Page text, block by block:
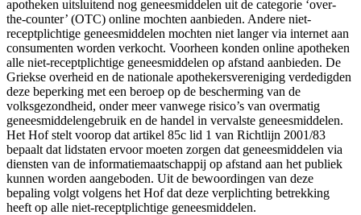
apotheken uitsluitend nog geneesmiddelen uit de categorie ‘over-
the-counter’ (OTC) online mochten aanbieden. Andere niet-
receptplichtige geneesmiddelen mochten niet langer via internet aan
consumenten worden verkocht. Voorheen konden online apotheken
alle niet-receptplichtige geneesmiddelen op afstand aanbieden. De
Griekse overheid en de nationale apothekersvereniging verdedigden
deze beperking met een beroep op de bescherming van de
volksgezondheid, onder meer vanwege risico’s van overmatig
geneesmiddelengebruik en de handel in vervalste geneesmiddelen.
Het Hof stelt voorop dat artikel 85c lid 1 van Richtlijn 2001/83
bepaalt dat lidstaten ervoor moeten zorgen dat geneesmiddelen via
diensten van de informatiemaatschappij op afstand aan het publiek
kunnen worden aangeboden. Uit de bewoordingen van deze
bepaling volgt volgens het Hof dat deze verplichting betrekking
heeft op alle niet-receptplichtige geneesmiddelen.